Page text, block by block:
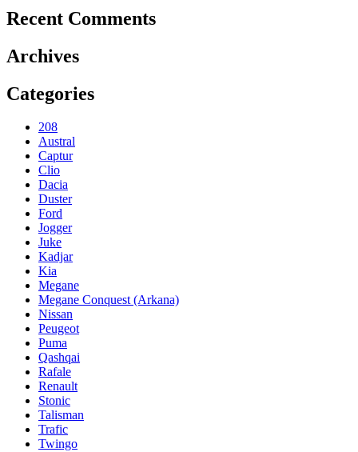
Recent Comments
Archives
Categories
208
Austral
Captur
Clio
Dacia
Duster
Ford
Jogger
Juke
Kadjar
Kia
Megane
Megane Conquest (Arkana)
Nissan
Peugeot
Puma
Qashqai
Rafale
Renault
Stonic
Talisman
Trafic
Twingo